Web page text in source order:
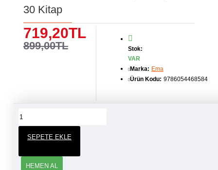
30 Kitap
719,20TL
899,00TL
Stok:
VAR
Marka: Ema
Ürün Kodu: 9786054468584
SEPETE EKLE
HEMEN AL
ÜRÜN YORUMLARI